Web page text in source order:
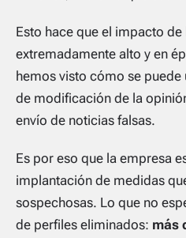
Esto hace que el impacto
extremadamente alto y en
hemos visto cómo se
de modificación de la
envío de noticias falsas.
Es por eso que la empresa
implantación de medidas
sospechosas. Lo que no
de perfiles eliminados: más